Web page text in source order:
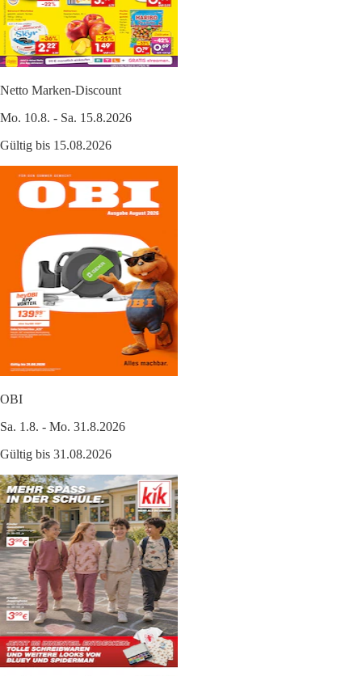
Netto Marken-Discount
Mo. 10.8. - Sa. 15.8.2026
Gültig bis 15.08.2026
OBI
Sa. 1.8. - Mo. 31.8.2026
Gültig bis 31.08.2026